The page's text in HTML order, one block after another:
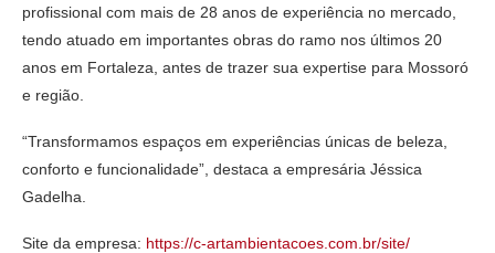
profissional com mais de 28 anos de experiência no mercado,
tendo atuado em importantes obras do ramo nos últimos 20
anos em Fortaleza, antes de trazer sua expertise para Mossoró
e região.
“Transformamos espaços em experiências únicas de beleza,
conforto e funcionalidade”, destaca a empresária Jéssica
Gadelha.
Site da empresa: https://c-artambientacoes.com.br/site/